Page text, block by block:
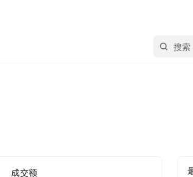
24h成交额